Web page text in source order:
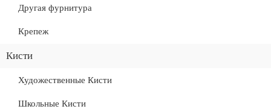
Другая фурнитура
Крепеж
Кисти
Художественные Кисти
Школьные Кисти